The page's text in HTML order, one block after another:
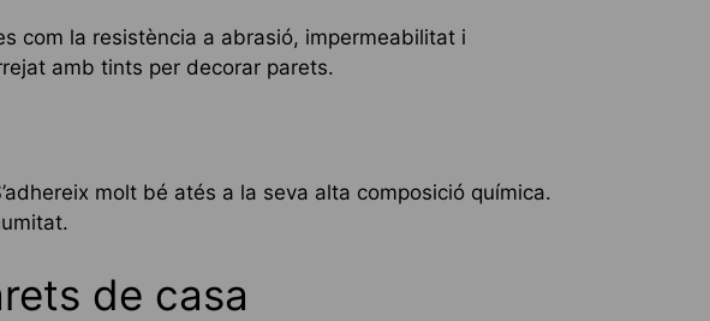
com la resistència a abrasió, impermeabilitat i
amb tints per decorar parets.
molt bé atés a la seva alta composició química.
de casa